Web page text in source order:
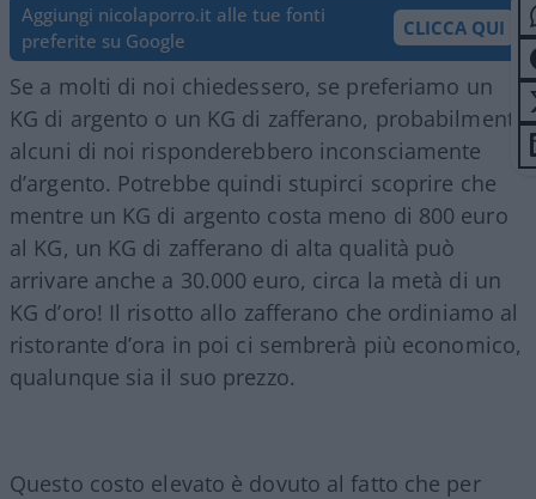
Aggiungi nicolaporro.it alle tue fonti
preferite su Google
CLICCA QUI
Se a molti di noi chiedessero, se preferiamo un
KG di argento o un KG di zafferano, probabilmente
alcuni di noi risponderebbero inconsciamente
d’argento. Potrebbe quindi stupirci scoprire che
mentre un KG di argento costa meno di 800 euro
al KG, un KG di zafferano di alta qualità può
arrivare anche a 30.000 euro, circa la metà di un
KG d’oro! Il risotto allo zafferano che ordiniamo al
ristorante d’ora in poi ci sembrerà più economico,
qualunque sia il suo prezzo.
Questo costo elevato è dovuto al fatto che per